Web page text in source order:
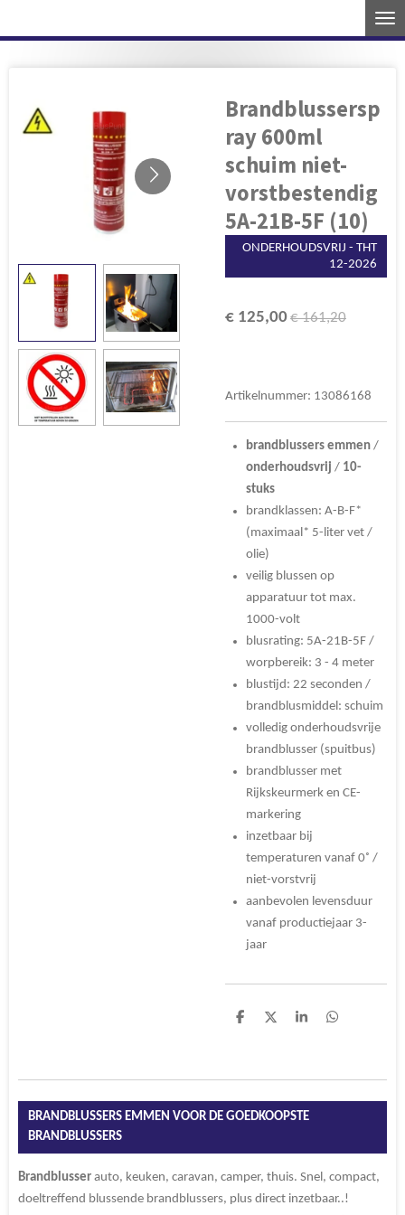
direct
hoofdinhoud
Brandblussersp
ray 600ml
schuim niet-
vorstbestendig
5A-21B-5F (10)
ONDERHOUDSVRIJ - THT
12-2026
€ 125,00€ 161,20
Artikelnummer: 13086168
brandblussers emmen /
onderhoudsvrij / 10-
stuks
brandklassen: A-B-F*
(maximaal* 5-liter vet /
olie)
veilig blussen op
apparatuur tot max.
1000-volt
blusrating: 5A-21B-5F /
worpbereik: 3 - 4 meter
blustijd: 22 seconden /
brandblusmiddel: schuim
volledig onderhoudsvrije
brandblusser (spuitbus)
brandblusser met
Rijkskeurmerk en CE-
markering
inzetbaar bij
temperaturen vanaf 0˚ /
niet-vorstvrij
aanbevolen levensduur
vanaf productiejaar 3-
jaar
D
D
S
D
BRANDBLUSSERS EMMEN VOOR DE GOEDKOOPSTE
BRANDBLUSSERS
Brandblusser auto, keuken, caravan, camper, thuis. Snel, compact,
doeltreffend blussende brandblussers, plus direct inzetbaar..!